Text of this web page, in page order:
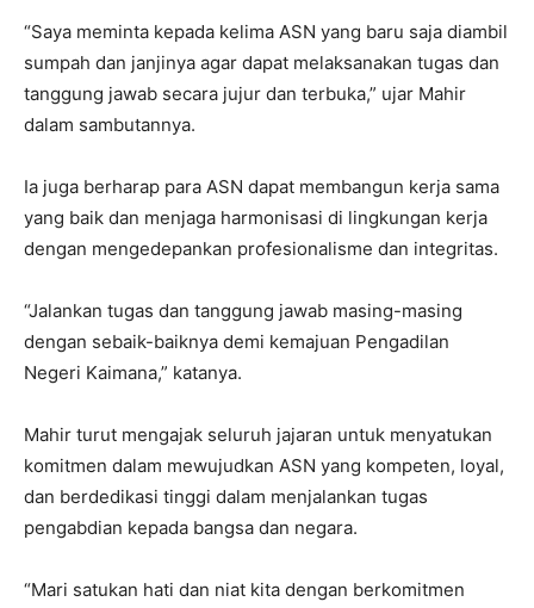
“Saya meminta kepada kelima ASN yang baru saja diambil
sumpah dan janjinya agar dapat melaksanakan tugas dan
tanggung jawab secara jujur dan terbuka,” ujar Mahir
dalam sambutannya.
Ia juga berharap para ASN dapat membangun kerja sama
yang baik dan menjaga harmonisasi di lingkungan kerja
dengan mengedepankan profesionalisme dan integritas.
“Jalankan tugas dan tanggung jawab masing-masing
dengan sebaik-baiknya demi kemajuan Pengadilan
Negeri Kaimana,” katanya.
Mahir turut mengajak seluruh jajaran untuk menyatukan
komitmen dalam mewujudkan ASN yang kompeten, loyal,
dan berdedikasi tinggi dalam menjalankan tugas
pengabdian kepada bangsa dan negara.
“Mari satukan hati dan niat kita dengan berkomitmen